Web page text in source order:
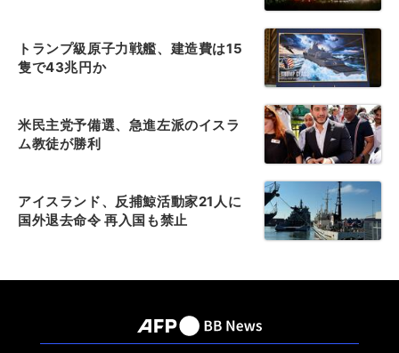
トランプ級原子力戦艦、建造費は15
隻で43兆円か
米民主党予備選、急進左派のイスラ
ム教徒が勝利
アイスランド、反捕鯨活動家21人に
国外退去命令 再入国も禁止